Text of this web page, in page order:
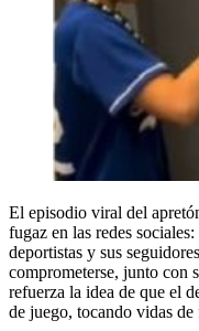
El episodio viral del
fugaz en las redes
deportistas y sus
comprometerse, junto con
refuerza la idea de que el
de juego, tocando vidas de